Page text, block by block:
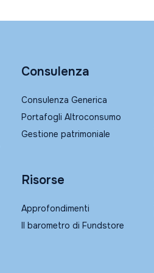
Consulenza
Consulenza Generica
Portafogli Altroconsumo
Gestione patrimoniale
Risorse
Approfondimenti
Il barometro di Fundstore